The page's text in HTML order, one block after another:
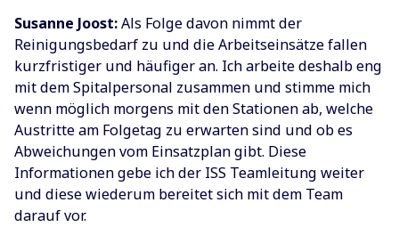
Susanne Joost:Als Folge davon nimmt der
Reinigungsbedarf zu und die Arbeitseinsätze fallen
kurzfristiger und häufiger an. Ich arbeite deshalb eng
mit dem Spitalpersonal zusammen und stimme mich
wenn möglich morgens mit den Stationen ab, welche
Austritte am Folgetag zu erwarten sind und ob es
Abweichungen vom Einsatzplan gibt. Diese
Informationen gebe ich der ISS Teamleitung weiter
und diese wiederum bereitet sich mit dem Team
darauf vor.